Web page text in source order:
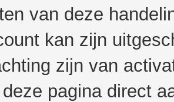
van deze
kan zijn
zijn van
pagina direct